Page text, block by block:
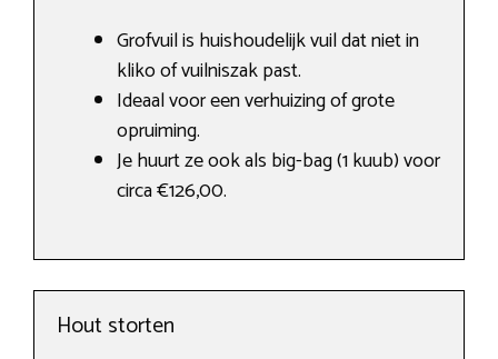
Grofvuil is huishoudelijk vuil dat niet in
kliko of vuilniszak past.
Ideaal voor een verhuizing of grote
opruiming.
Je huurt ze ook als big-bag (1 kuub) voor
circa €126,00.
Hout storten